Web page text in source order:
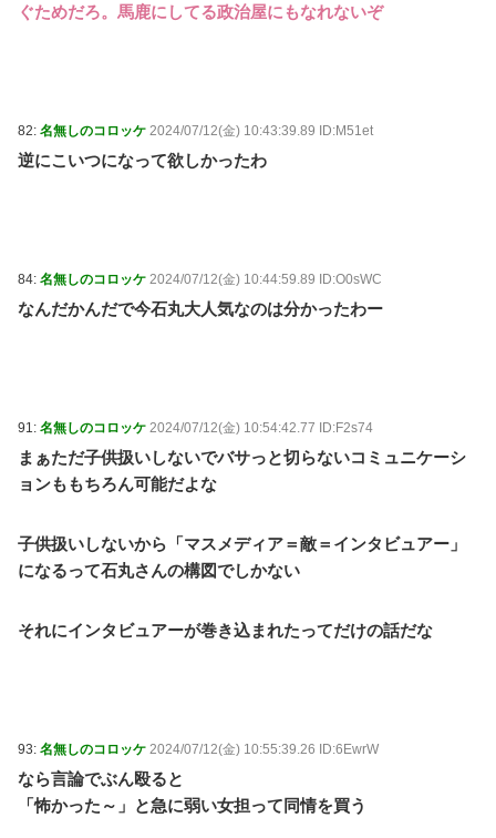
ぐためだろ。馬鹿にしてる政治屋にもなれないぞ
82: 名無しのコロッケ 2024/07/12(金) 10:43:39.89 ID:M51et
逆にこいつになって欲しかったわ
84: 名無しのコロッケ 2024/07/12(金) 10:44:59.89 ID:O0sWC
なんだかんだで今石丸大人気なのは分かったわー
91: 名無しのコロッケ 2024/07/12(金) 10:54:42.77 ID:F2s74
まぁただ子供扱いしないでバサっと切らないコミュニケーシ
ョンももちろん可能だよな
子供扱いしないから「マスメディア＝敵＝インタビュアー」
になるって石丸さんの構図でしかない
それにインタビュアーが巻き込まれたってだけの話だな
93: 名無しのコロッケ 2024/07/12(金) 10:55:39.26 ID:6EwrW
なら言論でぶん殴ると
「怖かった～」と急に弱い女担って同情を買う